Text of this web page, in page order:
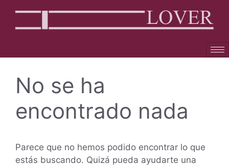
No se ha
encontrado nada
Parece que no hemos podido encontrar lo que
estás buscando. Quizá pueda ayudarte una